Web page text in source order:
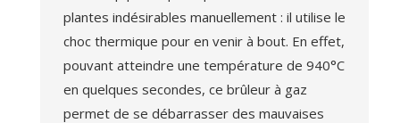
plantes indésirables manuellement : il utilise le
choc thermique pour en venir à bout. En effet,
pouvant atteindre une température de 940°C
en quelques secondes, ce brûleur à gaz
permet de se débarrasser des mauvaises